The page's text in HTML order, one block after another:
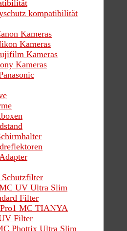
kompatibilität
Kameras
Kameras
Kameras
Kameras
UV Ultra Slim
Filter
MC TIANYA
Filter
Ultra Slim